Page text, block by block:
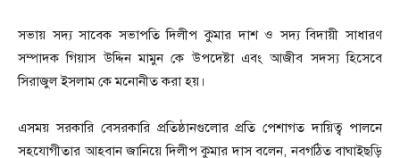
সভায় সদ্য সাবেক সভাপতি দিলীপ কুমার দাশ ও সদ্য বিদায়ী সাধারণ
সম্পাদক গিয়াস উদ্দিন মামুন কে উপদেষ্টা এবং আজীব সদস্য হিসেবে
সিরাজুল ইসলাম কে মনোনীত করা হয়।
এসময় সরকারি বেসরকারি প্রতিষ্ঠানগুলোর প্রতি পেশাগত দায়িত্ব পালনে
সহযোগীতার আহবান জানিয়ে দিলীপ কুমার দাস বলেন, নবগঠিত বাঘাইছড়ি